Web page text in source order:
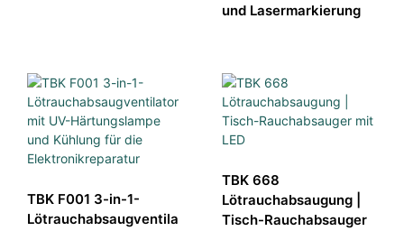
und Lasermarkierung
TBK F001 3-in-1-
Lötrauchabsaugventila
TBK 668
Lötrauchabsaugung |
Tisch-Rauchabsauger